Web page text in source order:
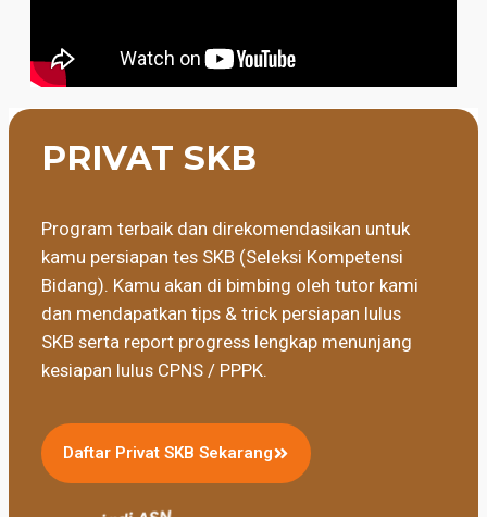
PRIVAT SKB
Program terbaik dan direkomendasikan untuk
kamu persiapan tes SKB (Seleksi Kompetensi
Bidang). Kamu akan di bimbing oleh tutor kami
dan mendapatkan tips & trick persiapan lulus
SKB serta report progress lengkap menunjang
kesiapan lulus CPNS / PPPK.
Daftar Privat SKB Sekarang